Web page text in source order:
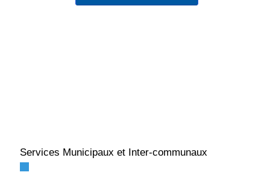
Services Municipaux et Inter-communaux